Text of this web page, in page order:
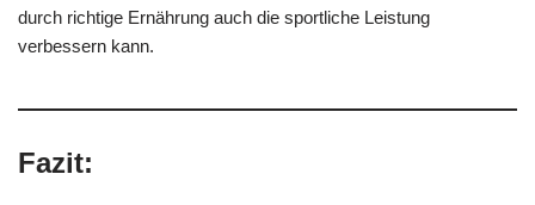
durch richtige Ernährung auch die sportliche Leistung
verbessern kann.
Fazit: